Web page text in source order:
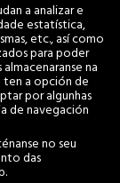
de Vincios. Todos
a analizar e
estatística,
etc., así como
para poder
na
ten a opción de
por algunhas
de navegación
no seu
das